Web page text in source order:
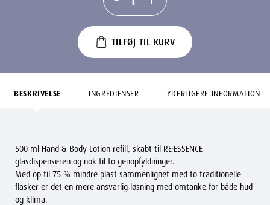
TILFØJ TIL KURV
BESKRIVELSE INGREDIENSER YDERLIGERE INFORMATION
500 ml Hand & Body Lotion refill, skabt til RE·ESSENCE
glasdispenseren og nok til to genopfyldninger.
Med op til 75 % mindre plast sammenlignet med to traditionelle
flasker er det en mere ansvarlig løsning med omtanke for både hud
og klima.